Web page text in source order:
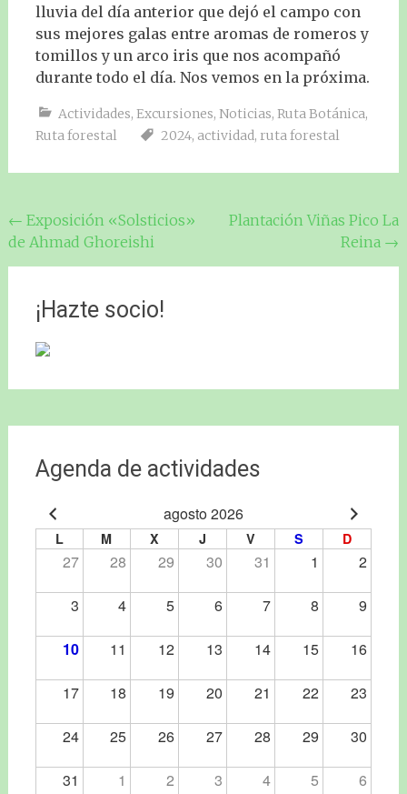
lluvia del día anterior que dejó el campo con
sus mejores galas entre aromas de romeros y
tomillos y un arco iris que nos acompañó
durante todo el día. Nos vemos en la próxima.
Actividades, Excursiones, Noticias, Ruta Botánica,
Ruta forestal
2024, actividad, ruta forestal
Navegación
de
← Exposición «Solsticios»
de Ahmad Ghoreishi
Plantación Viñas Pico La
Reina →
¡Hazte socio!
Agenda de actividades
agosto 2026
L M X J V S D
27 28 29 30 31 1 2
3 4 5 6 7 8 9
10 11 12 13 14 15 16
17 18 19 20 21 22 23
24 25 26 27 28 29 30
31 1 2 3 4 5 6